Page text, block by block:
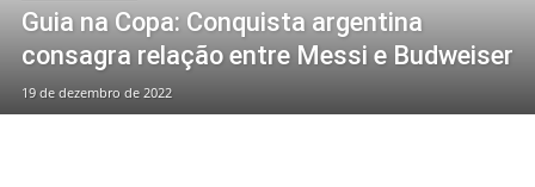
Guia na Copa: Conquista argentina
consagra relação entre Messi e Budweiser
19 de dezembro de 2022